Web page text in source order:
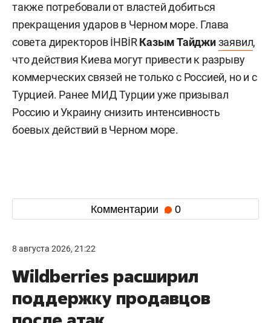
также потребовали от властей добиться
прекращения ударов в Черном море. Глава
совета директоров İHBİRКазым Тайджизаявил,
что действия Киева могут привести к разрыву
коммерческих связей не только с Россией, но и с
Турцией. Ранее МИД Турции уже призывал
Россию и Украину снизить интенсивность
боевых действий в Черном море.
Комментарии 0
8 августа 2026, 21:22
Wildberries расширил
поддержку продавцов